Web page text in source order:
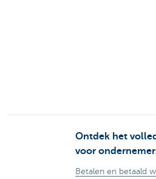
Ontdek het
voor
Betalen en betaald